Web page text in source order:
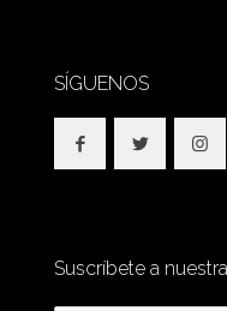
SÍGUENOS
Suscríbete a